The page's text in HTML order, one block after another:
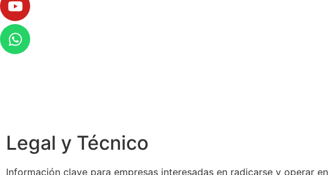
Legal y Técnico
Información clave para empresas interesadas en radicarse y operar